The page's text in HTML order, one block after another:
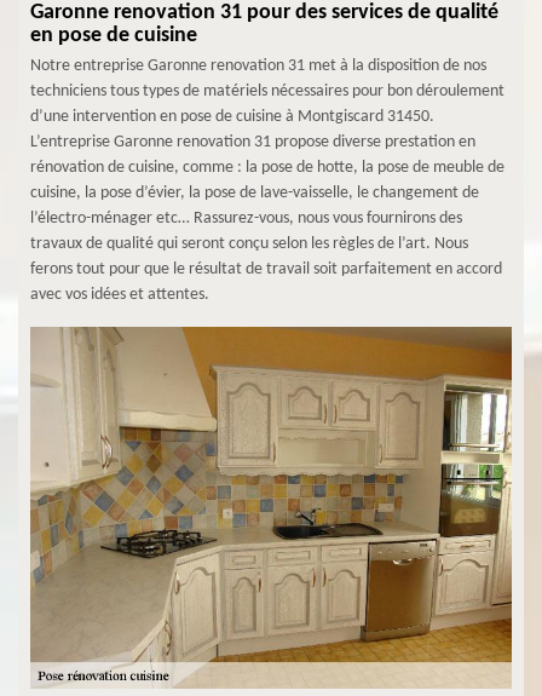
Garonne renovation 31 pour des services de qualité
en pose de cuisine
Notre entreprise Garonne renovation 31 met à la disposition de nos
techniciens tous types de matériels nécessaires pour bon déroulement
d’une intervention en pose de cuisine à Montgiscard 31450.
L’entreprise Garonne renovation 31 propose diverse prestation en
rénovation de cuisine, comme : la pose de hotte, la pose de meuble de
cuisine, la pose d’évier, la pose de lave-vaisselle, le changement de
l’électro-ménager etc… Rassurez-vous, nous vous fournirons des
travaux de qualité qui seront conçu selon les règles de l’art. Nous
ferons tout pour que le résultat de travail soit parfaitement en accord
avec vos idées et attentes.